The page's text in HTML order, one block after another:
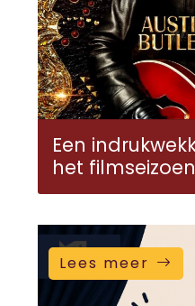
Een
het
Lees meer